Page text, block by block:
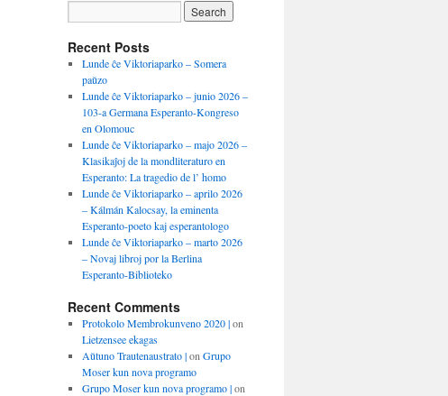
Recent Posts
Lunde ĉe Viktoriaparko – Somera
paŭzo
Lunde ĉe Viktoriaparko – junio 2026 –
103-a Germana Esperanto-Kongreso
en Olomouc
Lunde ĉe Viktoriaparko – majo 2026 –
Klasikaĵoj de la mondliteraturo en
Esperanto: La tragedio de l’ homo
Lunde ĉe Viktoriaparko – aprilo 2026
– Kálmán Kalocsay, la eminenta
Esperanto-poeto kaj esperantologo
Lunde ĉe Viktoriaparko – marto 2026
– Novaj libroj por la Berlina
Esperanto-Biblioteko
Recent Comments
Protokolo Membrokunveno 2020 |on
Lietzensee ekagas
Aŭtuno Trautenaustrato |on Grupo
Moser kun nova programo
Grupo Moser kun nova programo |on